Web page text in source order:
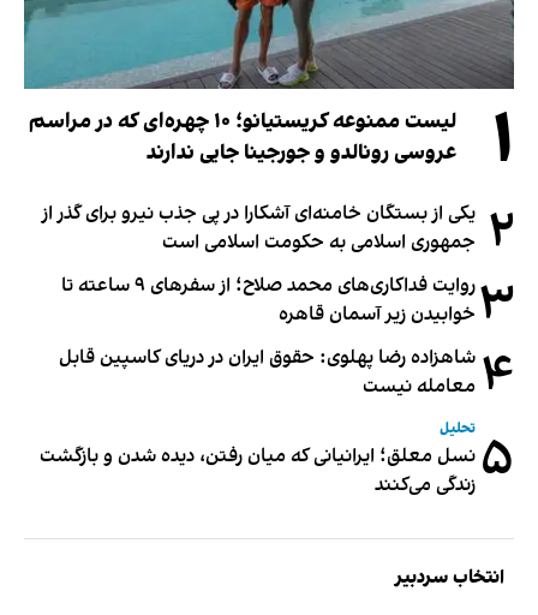
۱
لیست ممنوعه کریستیانو؛ ۱۰ چهره‌ای که در مراسم
عروسی رونالدو و جورجینا جایی ندارند
۲ یکی از بستگان خامنه‌ای آشکارا در پی جذب نیرو برای گذر از
جمهوری اسلامی به حکومت اسلامی است
۳
روایت فداکاری‌های محمد صلاح؛ از سفرهای ۹ ساعته تا
خوابیدن زیر آسمان قاهره
۴ شاهزاده رضا پهلوی: حقوق ایران در دریای کاسپین قابل
معامله نیست
۵ تحلیل
نسل معلق؛ ایرانیانی که میان رفتن، دیده شدن و بازگشت
زندگی می‌کنند
انتخاب سردبیر